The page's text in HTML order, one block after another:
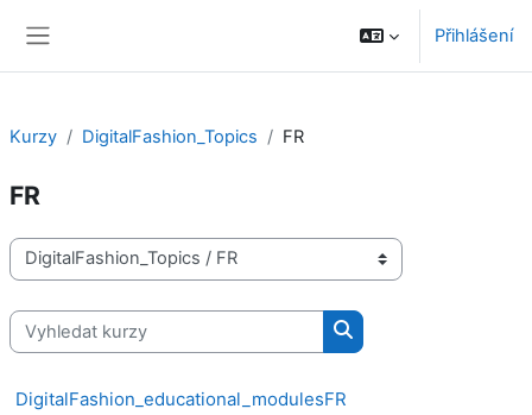
Přihlášení
Kurzy DigitalFashion_Topics FR
FR
Kategorie kurzů
Vyhledat kurzy
Vyhledat kurzy
DigitalFashion_educational_modulesFR